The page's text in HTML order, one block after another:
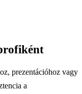
prezentációhoz vagy
a